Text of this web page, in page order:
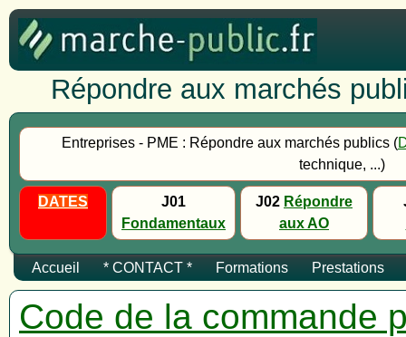
Répondre aux marchés
Entreprises - PME : Répondre aux marchés publics (
technique, ...)
DATES
J01
Fondamentaux
J02 Répondre
aux AO
Accueil * CONTACT * Formations Prestations
Code de la commande